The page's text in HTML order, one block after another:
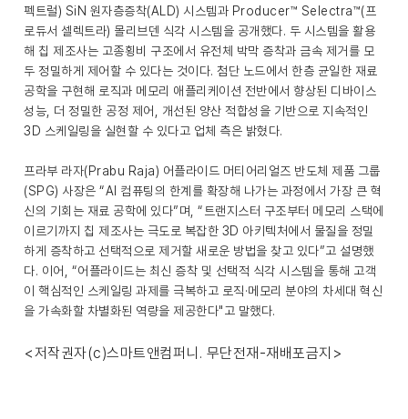
펙트럴) SiN 원자층증착(ALD) 시스템과 Producer™ Selectra™(프
로듀서 셀렉트라) 몰리브덴 식각 시스템을 공개했다. 두 시스템을 활용
해 칩 제조사는 고종횡비 구조에서 유전체 박막 증착과 금속 제거를 모
두 정밀하게 제어할 수 있다는 것이다. 첨단 노드에서 한층 균일한 재료
공학을 구현해 로직과 메모리 애플리케이션 전반에서 향상된 디바이스
성능, 더 정밀한 공정 제어, 개선된 양산 적합성을 기반으로 지속적인
3D 스케일링을 실현할 수 있다고 업체 측은 밝혔다.
프라부 라자(Prabu Raja) 어플라이드 머티어리얼즈 반도체 제품 그룹
(SPG) 사장은 “AI 컴퓨팅의 한계를 확장해 나가는 과정에서 가장 큰 혁
신의 기회는 재료 공학에 있다”며, “트랜지스터 구조부터 메모리 스택에
이르기까지 칩 제조사는 극도로 복잡한 3D 아키텍처에서 물질을 정밀
하게 증착하고 선택적으로 제거할 새로운 방법을 찾고 있다”고 설명했
다. 이어, “어플라이드는 최신 증착 및 선택적 식각 시스템을 통해 고객
이 핵심적인 스케일링 과제를 극복하고 로직·메모리 분야의 차세대 혁신
을 가속화할 차별화된 역량을 제공한다"고 말했다.
<저작권자(c)스마트앤컴퍼니. 무단전재-재배포금지>